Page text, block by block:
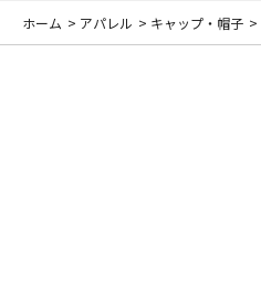
ホーム > アパレル > キャップ・帽子 >